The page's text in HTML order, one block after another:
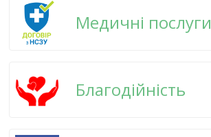
Медичні послуги
Благодійність